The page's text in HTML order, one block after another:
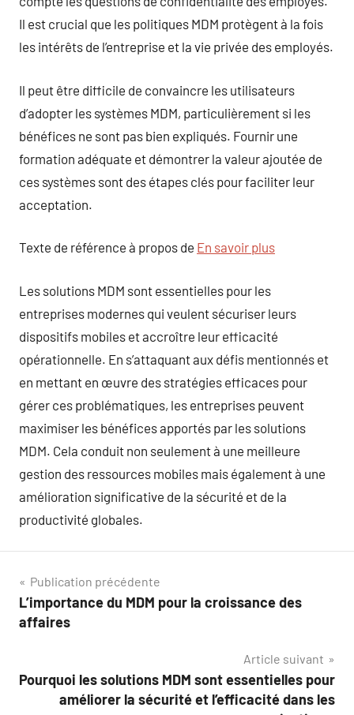
Il est crucial que les politiques MDM protègent à la fois
les intérêts de l’entreprise et la vie privée des employés.
Il peut être difficile de convaincre les utilisateurs
d’adopter les systèmes MDM, particulièrement si les
bénéfices ne sont pas bien expliqués. Fournir une
formation adéquate et démontrer la valeur ajoutée de
ces systèmes sont des étapes clés pour faciliter leur
acceptation.
Texte de référence à propos de En savoir plus
Les solutions MDM sont essentielles pour les
entreprises modernes qui veulent sécuriser leurs
dispositifs mobiles et accroître leur efficacité
opérationnelle. En s’attaquant aux défis mentionnés et
en mettant en œuvre des stratégies efficaces pour
gérer ces problématiques, les entreprises peuvent
maximiser les bénéfices apportés par les solutions
MDM. Cela conduit non seulement à une meilleure
gestion des ressources mobiles mais également à une
amélioration significative de la sécurité et de la
productivité globales.
Navigation
de
Publication précédente
L’importance du MDM pour la croissance des
affaires
Article suivant
Pourquoi les solutions MDM sont essentielles pour
améliorer la sécurité et l’efficacité dans les